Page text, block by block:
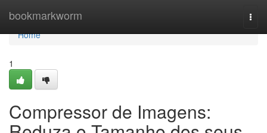
bookmarkworm
Home
Home
1
Compressor de Imagens: